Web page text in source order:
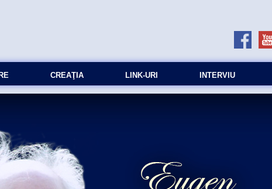
CREAŢIA LINK-URI INTERVIU